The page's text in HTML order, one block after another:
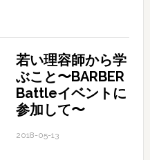
若い理容師から学
ぶこと〜BARBER
Battleイベントに
参加して〜
2018-05-13